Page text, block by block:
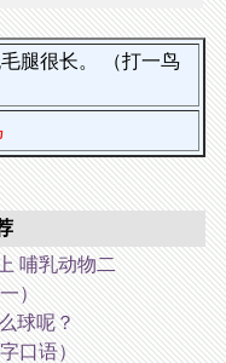
腿很长。 （打一鸟
哺乳动物二
）
球呢？
口语）